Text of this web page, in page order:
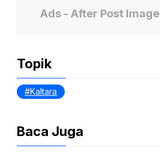
Ads - After Post Image
Topik
Kaltara
Baca Juga